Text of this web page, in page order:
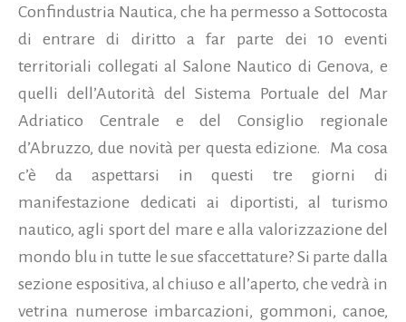
Confindustria Nautica, che ha permesso a Sottocosta
di entrare di diritto a far parte dei 10 eventi
territoriali collegati al Salone Nautico di Genova, e
quelli dell’Autorità del Sistema Portuale del Mar
Adriatico Centrale e del Consiglio regionale
d’Abruzzo, due novità per questa edizione. Ma cosa
c’è da aspettarsi in questi tre giorni di
manifestazione dedicati ai diportisti, al turismo
nautico, agli sport del mare e alla valorizzazione del
mondo blu in tutte le sue sfaccettature? Si parte dalla
sezione espositiva, al chiuso e all’aperto, che vedrà in
vetrina numerose imbarcazioni, gommoni, canoe,